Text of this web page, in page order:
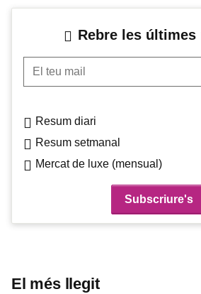
Rebre les
El teu mail
Resum diari
Resum setmanal
Mercat de luxe (mensual)
El més llegit